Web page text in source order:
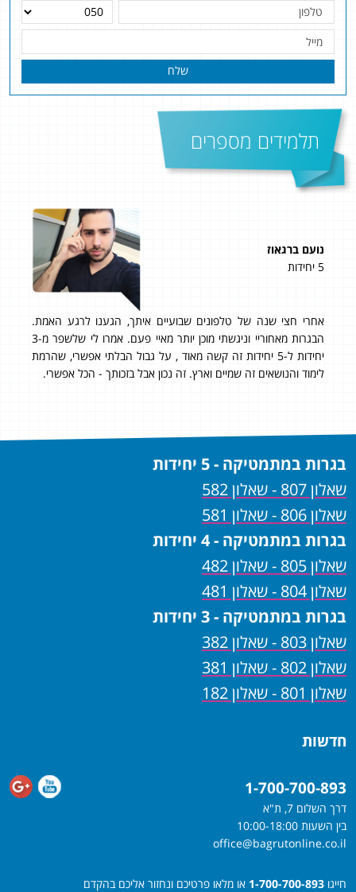
שלח
תלמידים מספרים
נועם ברגאוז
5 יחידות
אחרי חצי שנה של טלפונים שבועיים איתך, הגענו לרגע האמת.
הבגרות מאחוריי וניגשתי מוכן יותר מאיי פעם. אמרו לי שלשפר מ-3
יחידות ל-5 יחידות זה קשה מאוד , על גבול הבלתי אפשרי, שהרמת
לימוד והנושאים זה שמיים וארץ. זה נכון אבל בזכותך - הכל אפשרי.
בגרות במתמטיקה - 5 יחידות
שאלון 807 - שאלון 582
שאלון 806 - שאלון 581
בגרות במתמטיקה - 4 יחידות
שאלון 805 - שאלון 482
שאלון 804 - שאלון 481
בגרות במתמטיקה - 3 יחידות
שאלון 803 - שאלון 382
שאלון 802 - שאלון 381
שאלון 801 - שאלון 182
חדשות
1-700-700-893
דרך השלום 7, ת"א
בין השעות 10:00-18:00
office@bagrutonline.co.il
חייגו 1-700-700-893 או מלאו פרטיכם ונחזור אליכם בהקדם